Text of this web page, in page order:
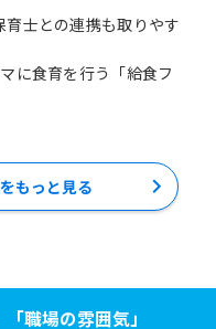
士との連携も取りやす
に食育を行う「給食フ
もっと見る
職場の雰囲気」